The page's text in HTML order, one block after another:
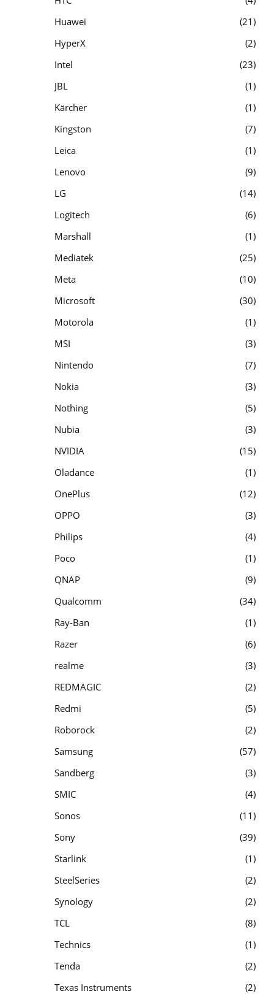
Huawei
21
HyperX
2
Intel
23
JBL
1
Kärcher
1
Kingston
7
Leica
1
Lenovo
9
LG
14
Logitech
6
Marshall
1
Mediatek
25
Meta
10
Microsoft
30
Motorola
1
MSI
3
Nintendo
7
Nokia
3
Nothing
5
Nubia
3
NVIDIA
15
Oladance
1
OnePlus
12
OPPO
3
Philips
4
Poco
1
QNAP
9
Qualcomm
34
Ray-Ban
1
Razer
6
realme
3
REDMAGIC
2
Redmi
5
Roborock
2
Samsung
57
Sandberg
3
SMIC
4
Sonos
11
Sony
39
Starlink
1
SteelSeries
2
Synology
2
TCL
8
Technics
1
Tenda
2
Texas Instruments
2